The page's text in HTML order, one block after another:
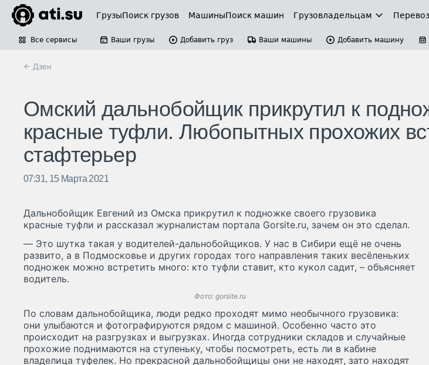
ГрузыПоиск грузов МашиныПоиск машин Грузовладельцам
Все сервисы Ваши грузы Добавить груз Ваши машины Добавить машину
← Дзен
Омский дальнобойщик прикрутил к
красные туфли. Любопытных прохожих
стафтерьер
07:31, 15 Марта 2021
Дальнобойщик Евгений из Омска прикрутил к подножке своего грузовика
красные туфли и рассказал журналистам портала Gorsite.ru, зачем он это сделал.
— Это шутка такая у водителей-дальнобойщиков. У нас в Сибири ещё не очень
развито, а в Подмосковье и других городах того направления таких весёленьких
подножек можно встретить много: кто туфли ставит, кто кукол садит, – объясняет
водитель.
Фото: gorsite.ru
По словам дальнобойщика, люди редко проходят мимо необычного грузовика:
они улыбаются и фотографируются рядом с машиной. Особенно часто это
происходит на разгрузках и выгрузках. Иногда сотрудники складов и случайные
прохожие поднимаются на ступеньку, чтобы посмотреть, есть ли в кабине
владелица туфелек. Но прекрасной дальнобойщицы они не находят, зато находят